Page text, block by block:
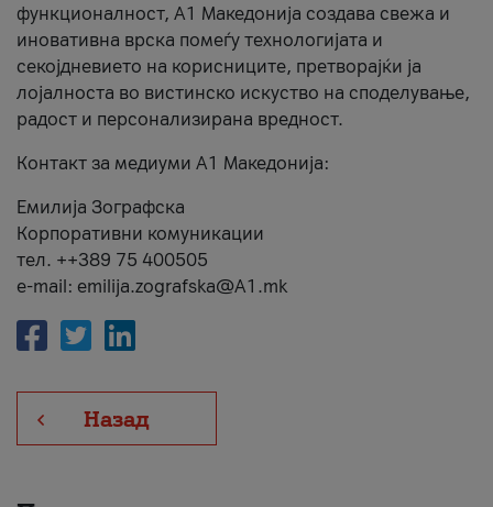
функционалност, А1 Македонија создава свежа и
иновативна врска помеѓу технологијата и
секојдневието на корисниците, претворајќи ја
лојалноста во вистинско искуство на споделување,
радост и персонализирана вредност.
Контакт за медиуми А1 Македонија:
Емилија Зографска
Корпоративни комуникации
тел. ++389 75 400505
e-mail: emilija.zografska@A1.mk
Назад